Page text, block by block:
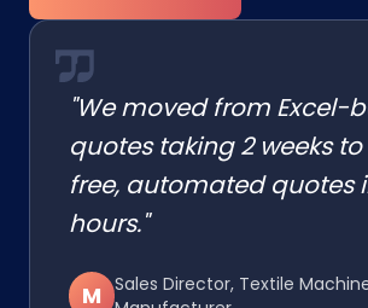
"We moved from Excel-
quotes taking 2 weeks
free, automated quotes
hours."
M Sales Director, Textile